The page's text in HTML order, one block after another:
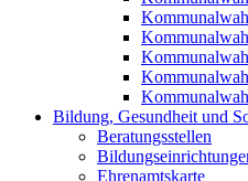
Bildung, Gesundheit und
Beratungsstellen
Ehrenamtskarte